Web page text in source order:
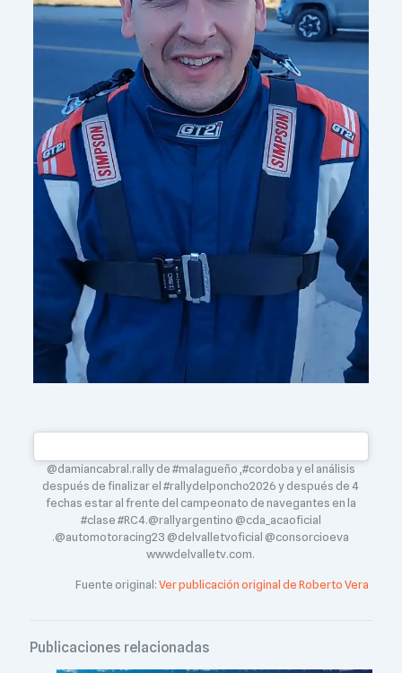
@damiancabral.rally de #malagueño ,#cordoba y el análisis
después de finalizar el #rallydelponcho2026 y después de 4
fechas estar al frente del campeonato de navegantes en la
#clase #RC4.@rallyargentino @cda_acaoficial
.@automotoracing23 @delvalletvoficial @consorcioeva
wwwdelvalletv.com.
Fuente original:Ver publicación original de Roberto Vera
Publicaciones relacionadas